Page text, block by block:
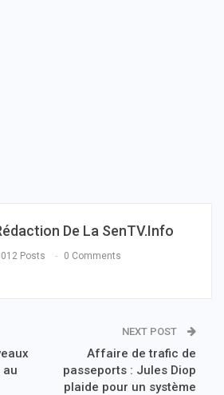
De La SenTV.info
Posts 0 Comments
NEXT POST
Affaire de trafic de
passeports : Jules Diop
plaide pour un système